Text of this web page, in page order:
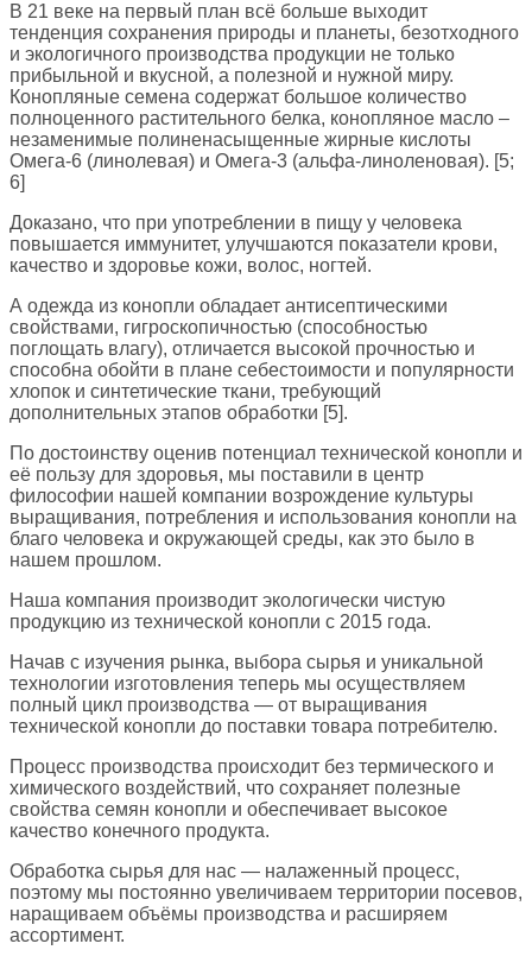
В 21 веке на первый план всё больше выходит
тенденция сохранения природы и планеты, безотходного
и экологичного производства продукции не только
прибыльной и вкусной, а полезной и нужной миру.
Конопляные семена содержат большое количество
полноценного растительного белка, конопляное масло –
незаменимые полиненасыщенные жирные кислоты
Омега-6 (линолевая) и Омега-3 (альфа-линоленовая). [5;
6]
Доказано, что при употреблении в пищу у человека
повышается иммунитет, улучшаются показатели крови,
качество и здоровье кожи, волос, ногтей.
А одежда из конопли обладает антисептическими
свойствами, гигроскопичностью (способностью
поглощать влагу), отличается высокой прочностью и
способна обойти в плане себестоимости и популярности
хлопок и синтетические ткани, требующий
дополнительных этапов обработки [5].
По достоинству оценив потенциал технической конопли и
её пользу для здоровья, мы поставили в центр
философии нашей компании возрождение культуры
выращивания, потребления и использования конопли на
благо человека и окружающей среды, как это было в
нашем прошлом.
Наша компания производит экологически чистую
продукцию из технической конопли с 2015 года.
Начав с изучения рынка, выбора сырья и уникальной
технологии изготовления теперь мы осуществляем
полный цикл производства — от выращивания
технической конопли до поставки товара потребителю.
Процесс производства происходит без термического и
химического воздействий, что сохраняет полезные
свойства семян конопли и обеспечивает высокое
качество конечного продукта.
Обработка сырья для нас — налаженный процесс,
поэтому мы постоянно увеличиваем территории посевов,
наращиваем объёмы производства и расширяем
ассортимент.